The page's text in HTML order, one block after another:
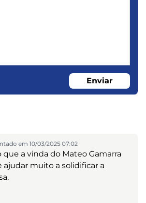
Enviar
em 10/03/2025 07:02
que a vinda do Mateo Gamarra
ajudar muito a solidificar a